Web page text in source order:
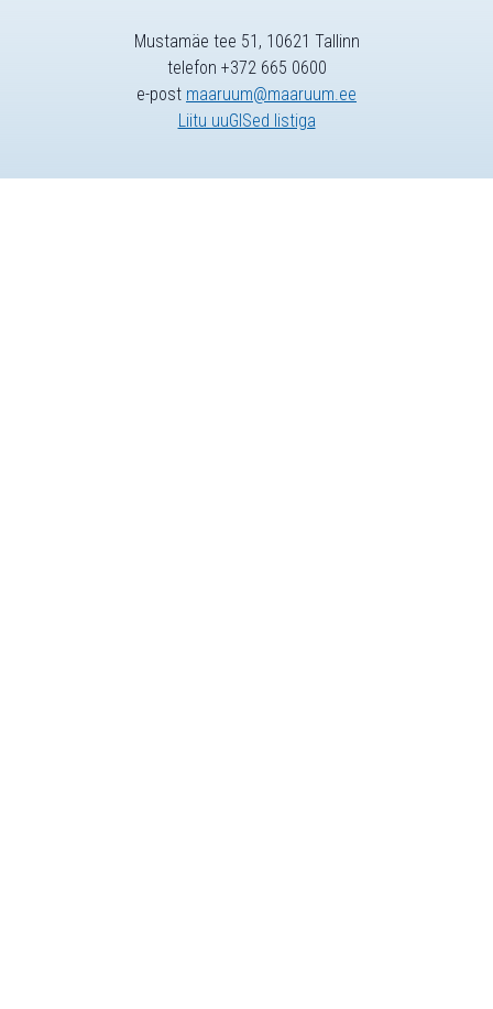
Mustamäe tee 51, 10621 Tallinn
telefon +372 665 0600
e-post maaruum@maaruum.ee
Liitu uuGISed listiga